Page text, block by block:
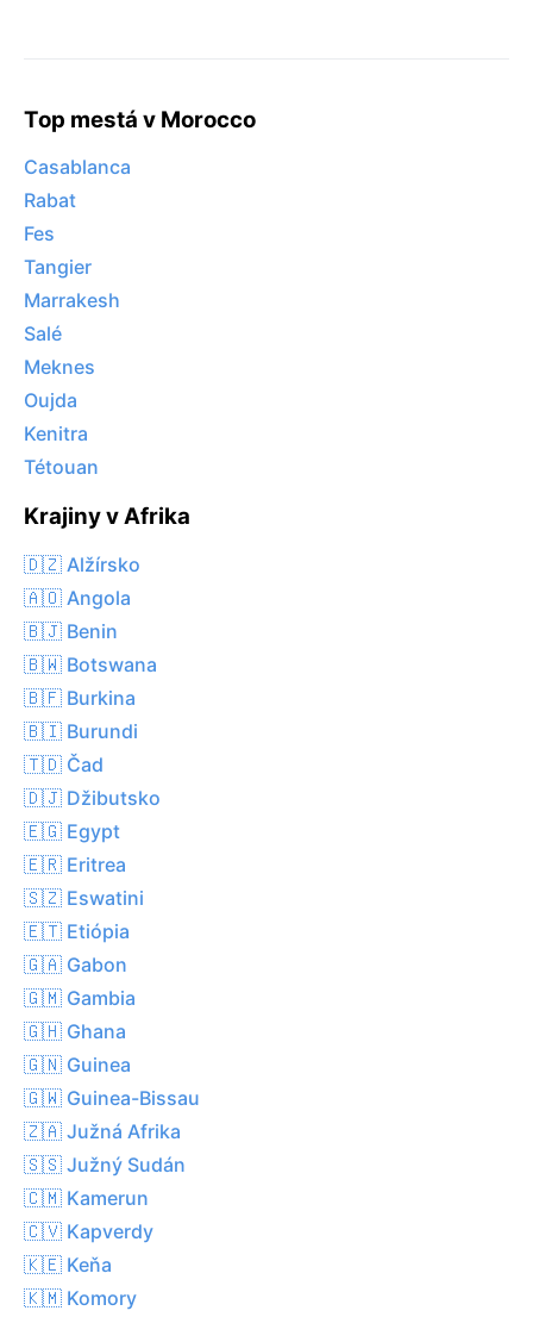
Top mestá v Morocco
Casablanca
Rabat
Fes
Tangier
Marrakesh
Salé
Meknes
Oujda
Kenitra
Tétouan
Krajiny v Afrika
🇩🇿 Alžírsko
🇦🇴 Angola
🇧🇯 Benin
🇧🇼 Botswana
🇧🇫 Burkina
🇧🇮 Burundi
🇹🇩 Čad
🇩🇯 Džibutsko
🇪🇬 Egypt
🇪🇷 Eritrea
🇸🇿 Eswatini
🇪🇹 Etiópia
🇬🇦 Gabon
🇬🇲 Gambia
🇬🇭 Ghana
🇬🇳 Guinea
🇬🇼 Guinea-Bissau
🇿🇦 Južná Afrika
🇸🇸 Južný Sudán
🇨🇲 Kamerun
🇨🇻 Kapverdy
🇰🇪 Keňa
🇰🇲 Komory